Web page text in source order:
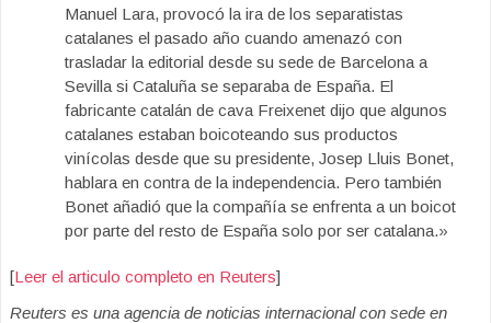
Manuel Lara, provocó la ira de los separatistas
catalanes el pasado año cuando amenazó con
trasladar la editorial desde su sede de Barcelona a
Sevilla si Cataluña se separaba de España. El
fabricante catalán de cava Freixenet dijo que algunos
catalanes estaban boicoteando sus productos
vinícolas desde que su presidente, Josep Lluis Bonet,
hablara en contra de la independencia. Pero también
Bonet añadió que la compañía se enfrenta a un boicot
por parte del resto de España solo por ser catalana.»
[Leer el articulo completo en Reuters]
Reuters es una agencia de noticias internacional con sede en